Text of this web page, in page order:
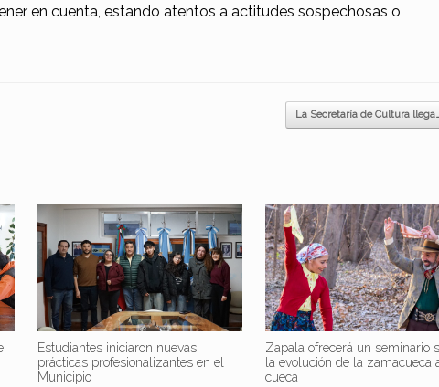
en cuenta, estando atentos a actitudes sospechosas o
La Secretaría de Cultura llega…
Estudiantes iniciaron nuevas
prácticas profesionalizantes en el
Municipio
Zapala ofrecerá un seminario
la evolución de la zamacueca
cueca